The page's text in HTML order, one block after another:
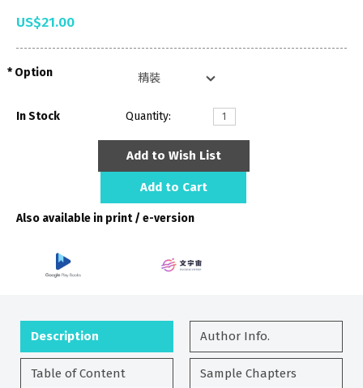
US$21.00
Option
In Stock Quantity:
Add to Wish List
Add to Cart
Also available in print / e-version
Description Author Info.
Table of Content Sample Chapters